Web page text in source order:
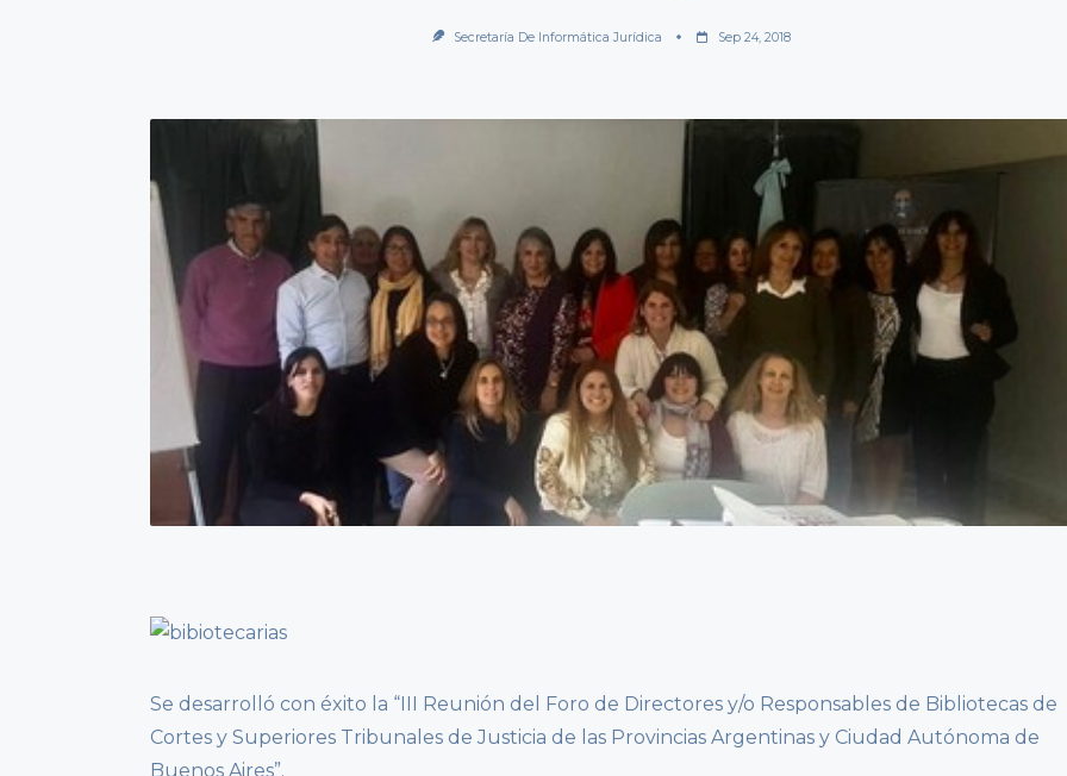
Secretaría De Informática Jurídica Sep 24, 2018
Se desarrolló con éxito la “III Reunión del Foro de Directores y/o Responsables de Bibliotecas de
Cortes y Superiores Tribunales de Justicia de las Provincias Argentinas y Ciudad Autónoma de
Buenos Aires”.